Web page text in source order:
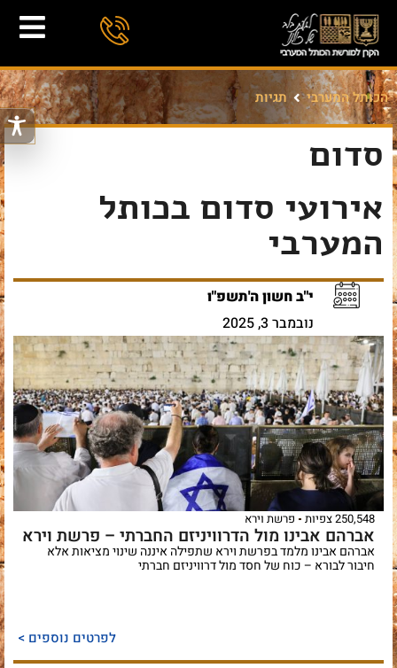
הכותל המערבי תגיות
סדום
אירועי סדום בכותל
המערבי
י"ב חשון ה'תשפ"ו
נובמבר 3, 2025
250,548 צפיות פרשת וירא
אברהם אבינו מול הדרוויניזם החברתי – פרשת וירא
אברהם אבינו מלמד בפרשת וירא שתפילה איננה שינוי מציאות אלא
חיבור לבורא – כוח של חסד מול דרוויניזם חברתי
לפרטים נוספים >